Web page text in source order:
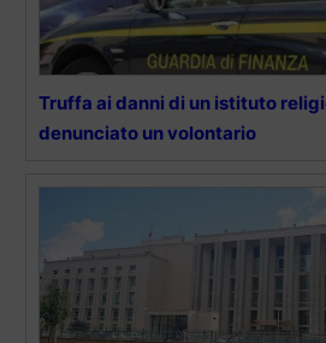
Truffa ai danni di un istituto
denunciato un volontario